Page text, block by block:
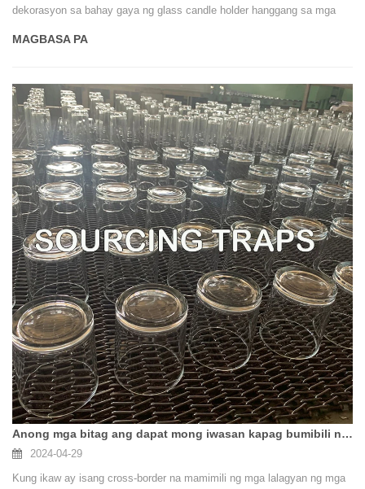
dekorasyon sa bahay gaya ng glass candle holder hanggang sa mga
salamin sa pag-unlad ng sibilisasyon sa daigdig.
MAGBASA PA
Anong mga bitag ang dapat mong iwasan kapag bumibili ng mga lalagyan ng kandilang salamin sa mga hangganan?
2024-04-29
Kung ikaw ay isang cross-border na mamimili ng mga lalagyan ng mga